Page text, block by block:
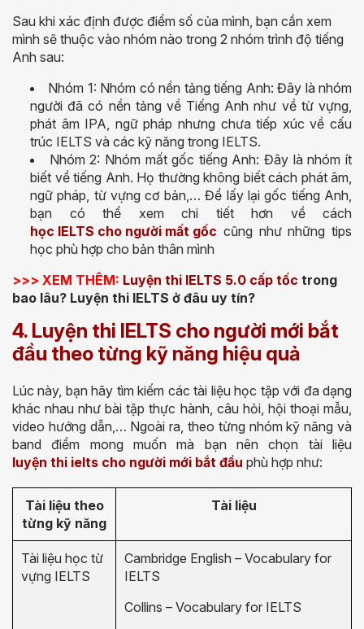
Sau khi xác định được điểm số của mình, bạn cần xem
mình sẽ thuộc vào nhóm nào trong 2 nhóm trình độ tiếng
Anh sau:
Nhóm 1: Nhóm có nền tảng tiếng Anh: Đây là nhóm
người đã có nền tảng về Tiếng Anh như về từ vựng,
phát âm IPA, ngữ pháp nhưng chưa tiếp xúc về cấu
trúc IELTS và các kỹ năng trong IELTS.
Nhóm 2: Nhóm mất gốc tiếng Anh: Đây là nhóm ít
biết về tiếng Anh. Họ thường không biết cách phát âm,
ngữ pháp, từ vựng cơ bản,… Để lấy lại gốc tiếng Anh,
bạn có thể xem chi tiết hơn về cách
học IELTS cho người mất gốc cũng như những tips
học phù hợp cho bản thân mình
>>> XEM THÊM: Luyện thi IELTS 5.0 cấp tốc trong
bao lâu? Luyện thi IELTS ở đâu uy tín?
4. Luyện thi IELTS cho người mới bắt
đầu theo từng kỹ năng hiệu quả
Lúc này, bạn hãy tìm kiếm các tài liệu học tập với đa dạng
khác nhau như bài tập thực hành, câu hỏi, hội thoại mẫu,
video hướng dẫn,… Ngoài ra, theo từng nhóm kỹ năng và
band điểm mong muốn mà bạn nên chọn tài liệu
luyện thi ielts cho người mới bắt đầu phù hợp như:
Tài liệu theo
từng kỹ năng
Tài liệu
Tài liệu học từ
vựng IELTS
Cambridge English – Vocabulary for
IELTS
Collins – Vocabulary for IELTS